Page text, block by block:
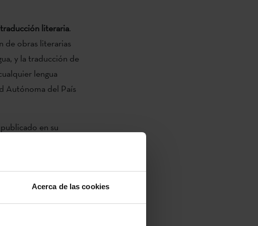
Acerca de las cookies
traducción literaria.
de obras literarias
y la traducción de
lengua
Autónoma del País
en su